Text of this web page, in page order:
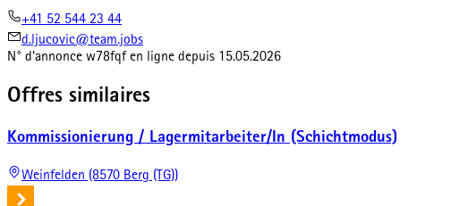
+41 52 544 23 44
d.ljucovic@team.jobs
N° d'annonce w78fqf en ligne depuis 15.05.2026
Offres similaires
Kommissionierung / Lagermitarbeiter/In (Schichtmodus)
Weinfelden (8570 Berg (TG))